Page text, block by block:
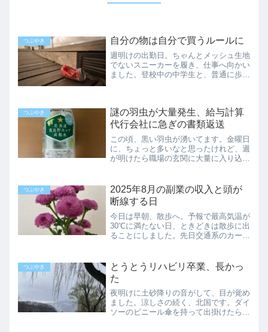
つぶやき 自分の物は自分で買うルールに
週明けの出勤日。ちゃんとメッシュ生地
でないスニーカーを履き、仕事へ向かい
ました。登校中の中学生と、普通に歩道
るようになって、けっこう...
つぶやき
謎の羽虫が大量発生、給与計算
代行会社に急ぎの書類返送
この頃、黒い羽虫が湧いてます。金曜日
に、ちょっと多いなと思ったけれど、週
が明けたら職場の玄関に大量に入り込ん
わふわと舞い上がります。本当だったら
15分で終わるブロックが...
つぶやき
2025年8月の副業の収入と頭が
断線する日
今日は早朝、散歩へ。予報で最高気温が
30℃に満たない日、ときどきは散歩に出
ることにしました。先日交通系のカード
きついこと。もともと長距離は比較的歩
けても、階段は苦手でし...
つぶやき
とうとうリハビリ卒業、長かっ
た
夜明けに土砂降りの音がして、目が覚め
ました。涼しさの続く、北国です。ダイ
ソーのビニール傘を持って出掛けたら、